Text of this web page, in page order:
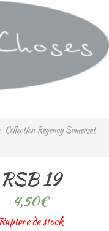
Collection Regency Somerset
RSB 19
4,50€
Rupture de stock